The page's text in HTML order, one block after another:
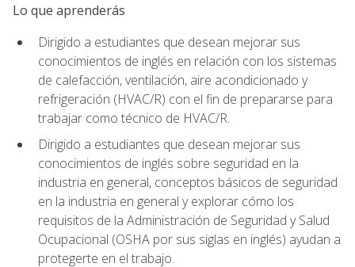
Lo que aprenderás
Dirigido a estudiantes que desean mejorar sus
conocimientos de inglés en relación con los sistemas
de calefacción, ventilación, aire acondicionado y
refrigeración (HVAC/R) con el fin de prepararse para
trabajar como técnico de HVAC/R.
Dirigido a estudiantes que desean mejorar sus
conocimientos de inglés sobre seguridad en la
industria en general, conceptos básicos de seguridad
en la industria en general y explorar cómo los
requisitos de la Administración de Seguridad y Salud
Ocupacional (OSHA por sus siglas en inglés) ayudan a
protegerte en el trabajo.